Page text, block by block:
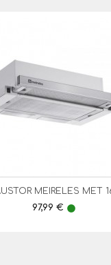
MEIRELES MET
Preço
97,99 € lens